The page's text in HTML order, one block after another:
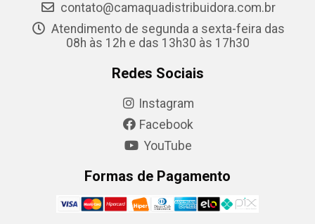
contato@camaquadistribuidora.com.br
Atendimento de segunda a sexta-feira das
08h às 12h e das 13h30 às 17h30
Redes Sociais
Instagram
Facebook
YouTube
Formas de Pagamento